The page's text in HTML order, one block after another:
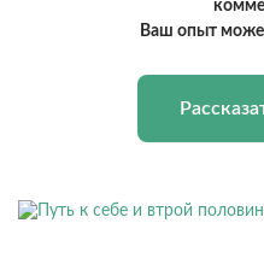
Ваш опыт